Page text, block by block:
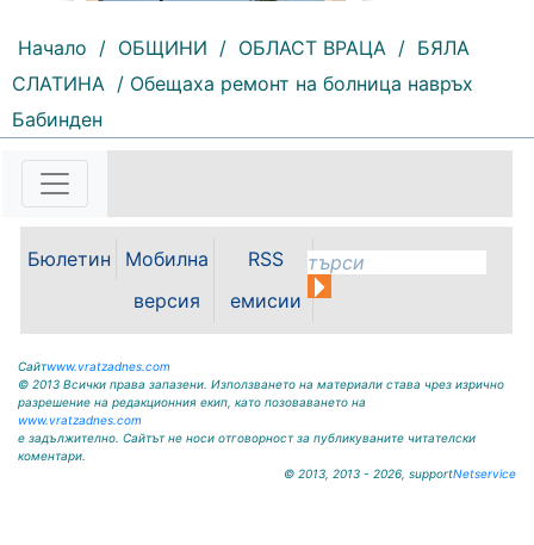
161 | 2026-08-06 09:55:43
С футболна среща между
юношеските отбори на "Мизия" /
бъде открит градския стадион в
Кнежа. Спортното съоръжение
носи името на легендарния
Илия...
Начало / ОБЩИНИ / ОБЛАСТ ВРАЦА / БЯЛА
СЛАТИНА / Обещаха ремонт на болница навръх
Бабинден
Бюлетин
Мобилна
версия
RSS
емисии
Сайтwww.vratzadnes.com
© 2013 Всички права запазени. Използването на материали става чрез изрично
разрешение на редакционния екип, като позоваването на
www.vratzadnes.com
е задължително. Сайтът не носи отговорност за публикуваните читателски
коментари.
© 2013, 2013 - 2026, supportNetservice